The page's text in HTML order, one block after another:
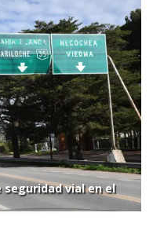
seguridad vial en el